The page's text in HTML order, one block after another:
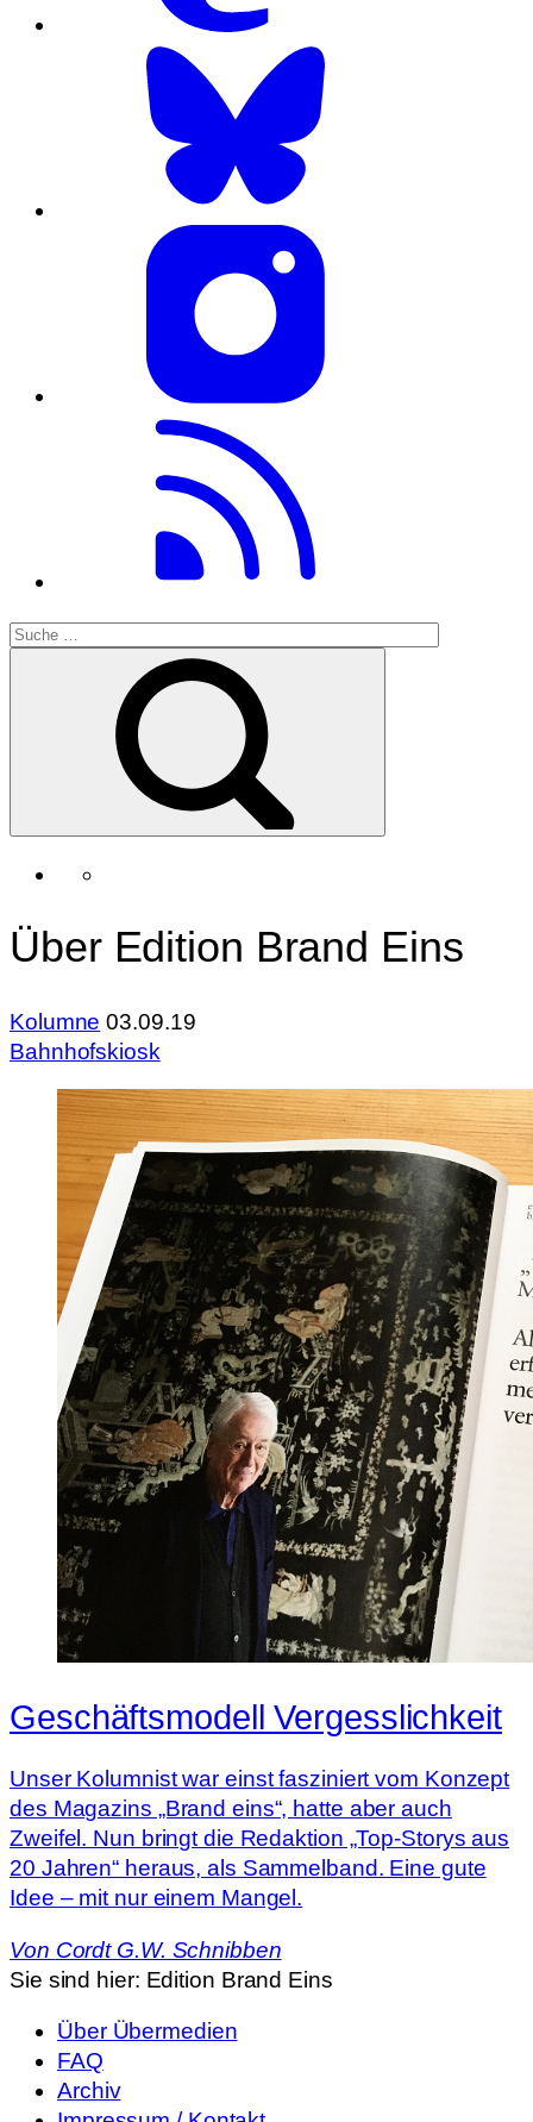
Über Edition Brand Eins
Kolumne 03.09.19
Bahnhofskiosk
Geschäftsmodell Vergesslichkeit
Unser Kolumnist war einst fasziniert vom Konzept
des Magazins „Brand eins“, hatte aber auch
Zweifel. Nun bringt die Redaktion „Top-Storys aus
20 Jahren“ heraus, als Sammelband. Eine gute
Idee – mit nur einem Mangel.
Von Cordt G.W. Schnibben
Sie sind hier: Edition Brand Eins
Über Übermedien
FAQ
Archiv